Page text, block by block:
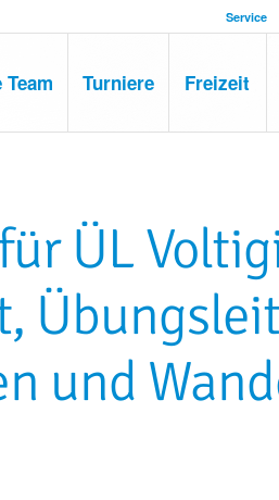
Service
Team Turniere Freizeit
ÜL
und